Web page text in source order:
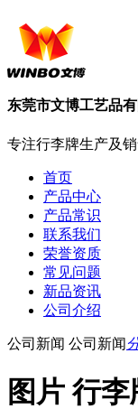
东莞市文博工艺品有
专注行李牌生产及销
首页
产品中心
产品常识
联系我们
荣誉资质
常见问题
新品资讯
公司介绍
公司新闻 公司新闻
图片 行